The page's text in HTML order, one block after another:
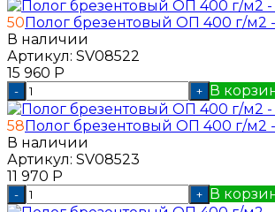
50Полог брезентовый ОП 400 г/м2
В наличии
Артикул: SV08522
15 960 Р
- + В
58Полог брезентовый ОП 400 г/м2
В наличии
Артикул: SV08523
11 970 Р
- + В